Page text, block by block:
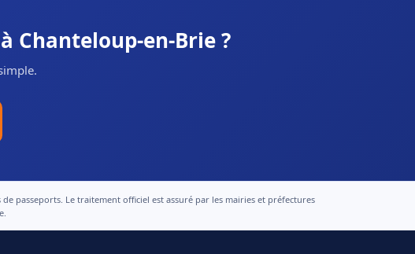
Chanteloup-en-Brie ?
passeports. Le traitement officiel est assuré par les mairies et préfectures